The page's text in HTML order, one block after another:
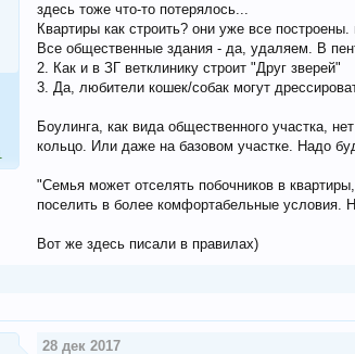
здесь тоже что-то потерялось...
Квартиры как строить? они уже все
Все общественные здания - да, удаляем. В
2. Как и в ЗГ ветклинику строит "Друг зверей"
3. Да, любители кошек/собак могут
Боулинга, как вида общественного участка,
кольцо. Или даже на базовом участке. Надо
"Семья может отселять побочников в
поселить в более комфортабельные условия.
Вот же здесь писали в правилах)
28 дек 2017